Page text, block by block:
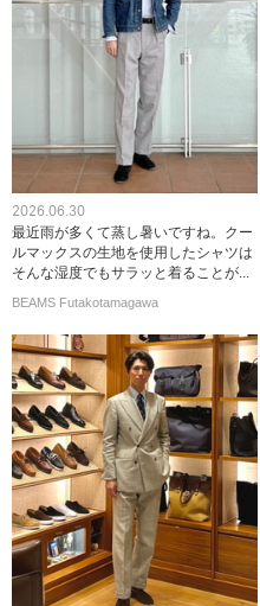
2026.06.30
最近雨が多くて蒸し暑いですね。クー
ルマックスの生地を使用したシャツは
そんな湿度でもサラッと着ることが...
BEAMS Futakotamagawa